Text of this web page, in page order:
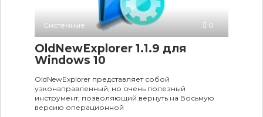
Системные 0
OldNewExplorer 1.1.9 для
Windows 10
OldNewExplorer представляет собой
узконаправленный, но очень полезный
инструмент, позволяющий вернуть на Восьмую
версию операционной